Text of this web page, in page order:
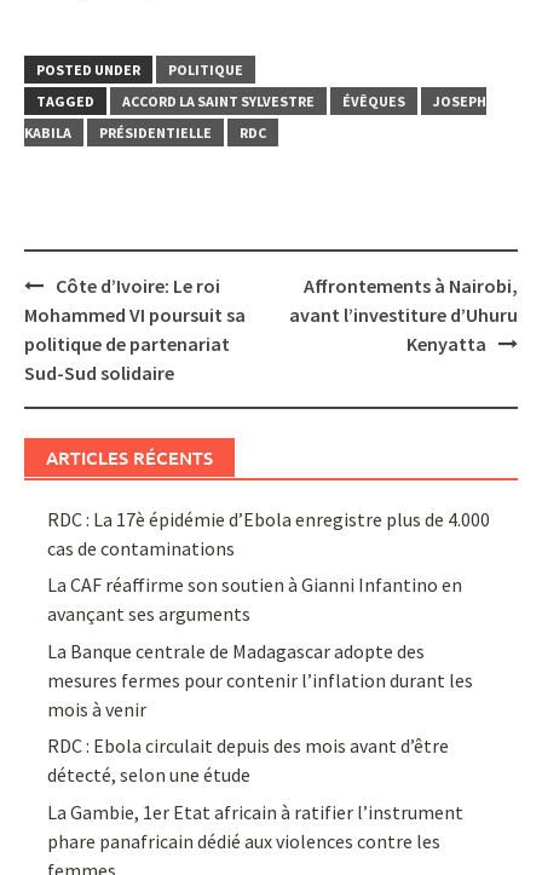
POSTED UNDER
POLITIQUE
TAGGED
ACCORD LA SAINT SYLVESTRE ÉVÊQUES
JOSEPH
KABILA
PRÉSIDENTIELLE RDC
Post
navigation
Côte d’Ivoire: Le roi
Mohammed VI poursuit sa
politique de partenariat
Sud-Sud solidaire
Affrontements à Nairobi,
avant l’investiture d’Uhuru
Kenyatta
ARTICLES RÉCENTS
RDC : La 17è épidémie d’Ebola enregistre plus de 4.000
cas de contaminations
La CAF réaffirme son soutien à Gianni Infantino en
avançant ses arguments
La Banque centrale de Madagascar adopte des
mesures fermes pour contenir l’inflation durant les
mois à venir
RDC : Ebola circulait depuis des mois avant d’être
détecté, selon une étude
La Gambie, 1er Etat africain à ratifier l’instrument
phare panafricain dédié aux violences contre les
femmes